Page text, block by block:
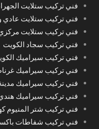
فني تركيب ستلايت
فني تركيب ستلايت
فني تركيب ستلايت مركزي
فني تركيب سجاد الكويت
فني تركيب سيراميك
فني تركيب سيراميك
فني تركيب سيراميك
فني تركيب سيراميك هندي
فني تركيب شتر المنيوم
فني تركيب شفاطات